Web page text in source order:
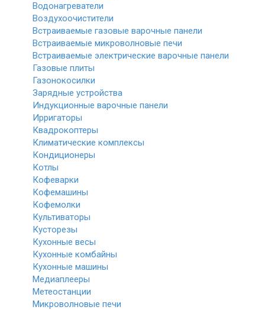
Водонагреватели
Воздухоочистители
Встраиваемые газовые варочные панели
Встраиваемые микроволновые печи
Встраиваемые электрические варочные панели
Газовые плиты
Газонокосилки
Зарядные устройства
Индукционные варочные панели
Ирригаторы
Квадрокоптеры
Климатические комплексы
Кондиционеры
Котлы
Кофеварки
Кофемашины
Кофемолки
Культиваторы
Кусторезы
Кухонные весы
Кухонные комбайны
Кухонные машины
Медиаплееры
Метеостанции
Микроволновые печи